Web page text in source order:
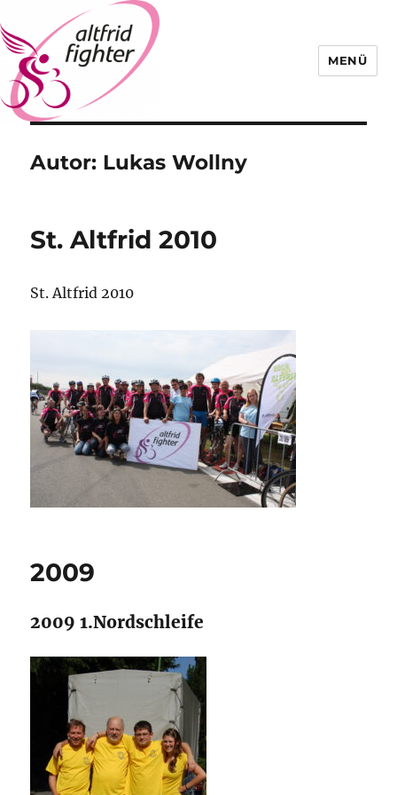
MENÜ
Autor: Lukas Wollny
St. Altfrid 2010
St. Altfrid 2010
2009
2009 1.Nordschleife